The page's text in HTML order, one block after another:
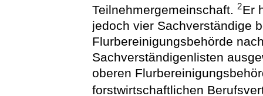
Teilnehmergemeinschaft.2Er
jedoch vier Sachverständige
Flurbereinigungsbehörde
Sachverständigenlisten
oberen
forstwirtschaftlichen